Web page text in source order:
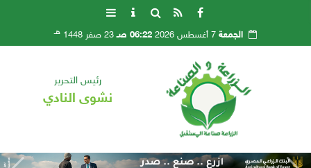
الجمعة 06:22 صـ 23 صفر 1448 هـ
رئيس التحرير
نشوى النادي